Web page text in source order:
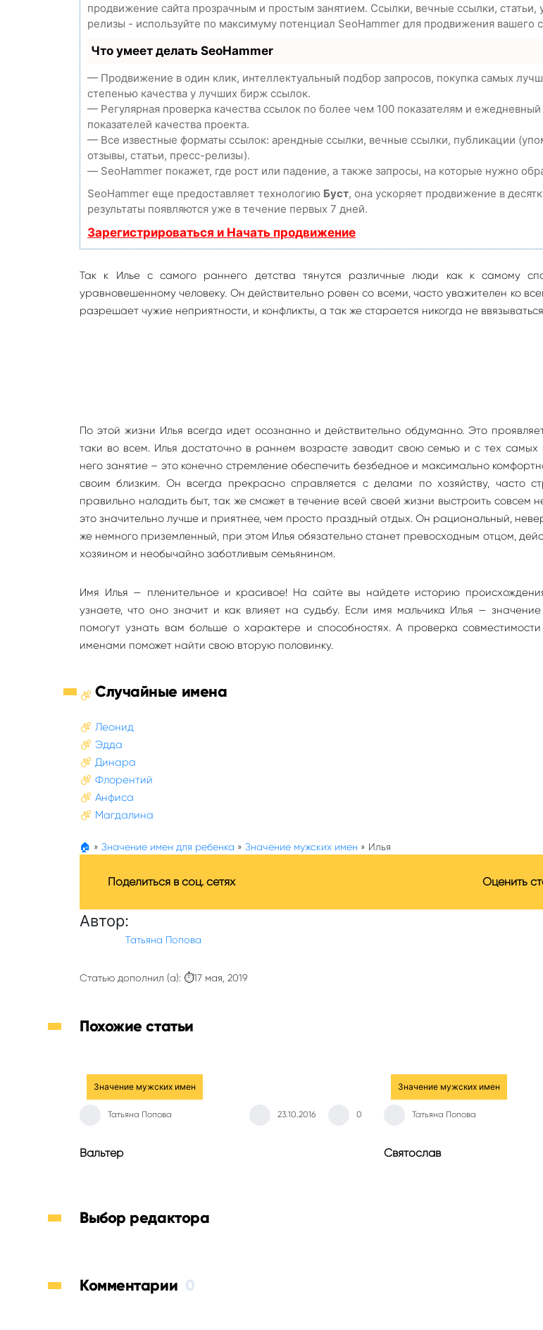
продвижение сайта прозрачным и простым занятием. Ссылки, вечные ссылки, статьи,
релизы - используйте по максимуму потенциал SeoHammer для продвижения вашего
Что умеет делать SeoHammer
— Продвижение в один клик, интеллектуальный подбор запросов, покупка самых
степенью качества у лучших бирж ссылок.
— Регулярная проверка качества ссылок по более чем 100 показателям и
показателей качества проекта.
— Все известные форматы ссылок: арендные ссылки, вечные ссылки, публикации
отзывы, статьи, пресс-релизы).
— SeoHammer покажет, где рост или падение, а также запросы, на которые нужно
SeoHammer еще предоставляет технологию Буст, она ускоряет продвижение в
результаты появляются уже в течение первых 7 дней.
Зарегистрироваться и Начать продвижение
Так к Илье с самого раннего детства тянутся различные люди как к самому
уравновешенному человеку. Он действительно ровен со всеми, часто уважителен ко
разрешает чужие неприятности, и конфликты, а так же старается никогда не
По этой жизни Илья всегда идет осознанно и действительно обдуманно. Это
таки во всем. Илья достаточно в раннем возрасте заводит свою семью и с тех
него занятие – это конечно стремление обеспечить безбедное и максимально
своим близким. Он всегда прекрасно справляется с делами по хозяйству, часто
правильно наладить быт, так же сможет в течение всей своей жизни выстроить совсем
это значительно лучше и приятнее, чем просто праздный отдых. Он рациональный,
же немного приземленный, при этом Илья обязательно станет превосходным отцом,
хозяином и необычайно заботливым семьянином.
Имя Илья — пленительное и красивое! На сайте вы найдете историю
узнаете, что оно значит и как влияет на судьбу. Если имя мальчика Илья —
помогут узнать вам больше о характере и способностях. А проверка
именами поможет найти свою вторую половинку.
Случайные имена
Леонид
Эдда
Динара
Флорентий
Анфиса
Магдалина
🏠 » Значение имен для ребенка » Значение мужских имен » Илья
Поделиться в соц. сетях Оценить
Автор:
Татьяна Попова
Статью дополнил (а): ⏱17 мая, 2019
Похожие статьи
Значение мужских имен
Татьяна Попова 23.10.2016 0
Вальтер
Значение мужских имен
Татьяна Попова
Святослав
Выбор редактора
Комментарии 0